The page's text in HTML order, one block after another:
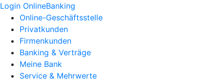
Login OnlineBanking
Online-Geschäftsstelle
Privatkunden
Firmenkunden
Banking & Verträge
Meine Bank
Service & Mehrwerte